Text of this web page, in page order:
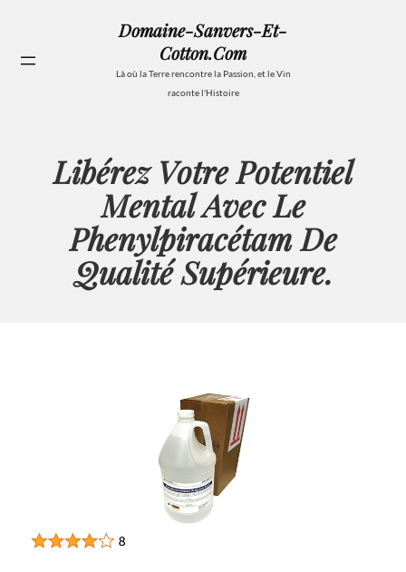
contenu
Domaine-Sanvers-Et-
Cotton.com
Là où la Terre rencontre la Passion, et le Vin
raconte l'Histoire
Libérez Votre Potentiel
Mental Avec Le
Phenylpiracétam De
Qualité Supérieure.